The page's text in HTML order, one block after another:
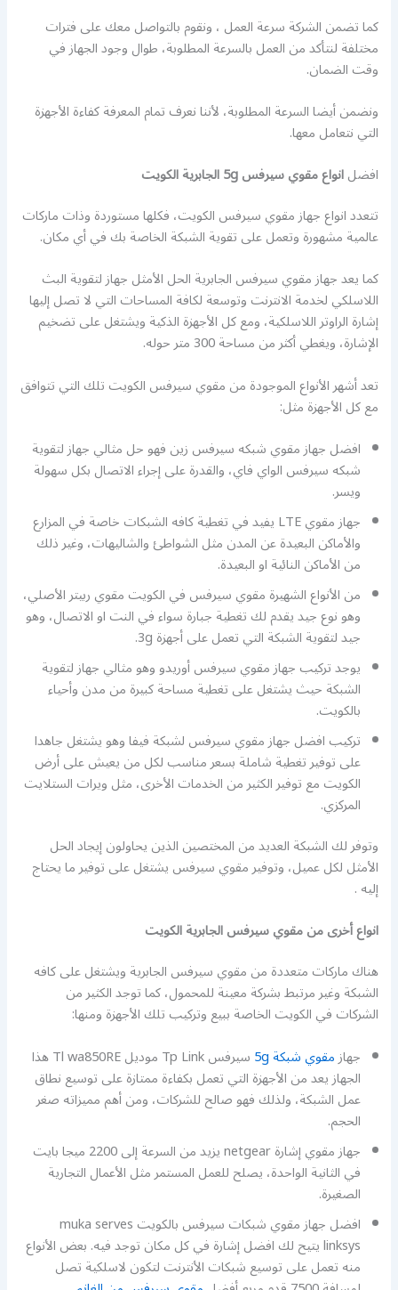
كما تضمن الشركة سرعة العمل ، ونقوم بالتواصل معك على فترات
مختلفة لنتأكد من العمل بالسرعة المطلوبة، طوال وجود الجهاز في
وقت الضمان.
ونضمن أيضا السرعة المطلوبة، لأننا نعرف تمام المعرفة كفاءة الأجهزة
التي نتعامل معها.
افضلانواع مقوي سيرفس 5g الجابرية الكويت
تتعدد انواع جهاز مقوي سيرفس الكويت، فكلها مستوردة وذات ماركات
عالمية مشهورة وتعمل على تقوية الشبكة الخاصة بك في أي مكان.
كما يعد جهاز مقوي سيرفس الجابرية الحل الأمثل جهاز لتقوية البث
اللاسلكي لخدمة الانترنت وتوسعة لكافة المساحات التي لا تصل إليها
إشارة الراوتر اللاسلكية، ومع كل الأجهزة الذكية ويشتغل على تضخيم
الإشارة، ويغطي أكثر من مساحة 300 متر حوله.
تعد أشهر الأنواع الموجودة من مقوي سيرفس الكويت تلك التي تتوافق
مع كل الأجهزة مثل:
افضل جهاز مقوي شبكه سيرفس زين فهو حل مثالي جهاز لتقوية
شبكه سيرفس الواي فاي، والقدرة على إجراء الاتصال بكل سهولة
ويسر.
جهاز مقوي LTE يفيد في تغطية كافه الشبكات خاصة في المزارع
والأماكن البعيدة عن المدن مثل الشواطئ والشاليهات، وغير ذلك
من الأماكن النائية او البعيدة.
من الأنواع الشهيرة مقوي سيرفس في الكويت مقوي ربيتر الأصلي،
وهو نوع جيد يقدم لك تغطية جبارة سواء في النت او الاتصال، وهو
جيد لتقوية الشبكة التي تعمل على أجهزة 3g.
يوجد تركيب جهاز مقوي سيرفس أوريدو وهو مثالي جهاز لتقوية
الشبكة حيث يشتغل على تغطية مساحة كبيرة من مدن وأحياء
بالكويت.
تركيب افضل جهاز مقوي سيرفس لشبكة فيفا وهو يشتغل جاهدا
على توفير تغطية شاملة بسعر مناسب لكل من يعيش على أرض
الكويت مع توفير الكثير من الخدمات الأخرى، مثل ويرات الستلايت
المركزي.
وتوفر لك الشبكة العديد من المختصين الذين يحاولون إيجاد الحل
الأمثل لكل عميل، وتوفير مقوي سيرفس يشتغل على توفير ما يحتاج
إليه .
انواع أخرى من مقوي سيرفس الجابرية الكويت
هناك ماركات متعددة من مقوي سيرفس الجابرية ويشتغل على كافه
الشبكة وغير مرتبط بشركة معينة للمحمول، كما توجد الكثير من
الشركات في الكويت الخاصة ببيع وتركيب تلك الأجهزة ومنها:
جهازمقوي شبكة 5g سيرفس Tp Link موديل Tl wa850RE هذا
الجهاز يعد من الأجهزة التي تعمل بكفاءة ممتازة على توسيع نطاق
عمل الشبكة، ولذلك فهو صالح للشركات، ومن أهم مميزاته صغر
الحجم.
جهاز مقوي إشارة netgear يزيد من السرعة إلى 2200 ميجا بايت
في الثانية الواحدة، يصلح للعمل المستمر مثل الأعمال التجارية
الصغيرة.
افضل جهاز مقوي شبكات سيرفس بالكويت muka serves
linksys يتيح لك افضل إشارة في كل مكان توجد فيه. بعض الأنواع
منه تعمل على توسيع شبكات الأنترنت لتكون لاسلكية تصل